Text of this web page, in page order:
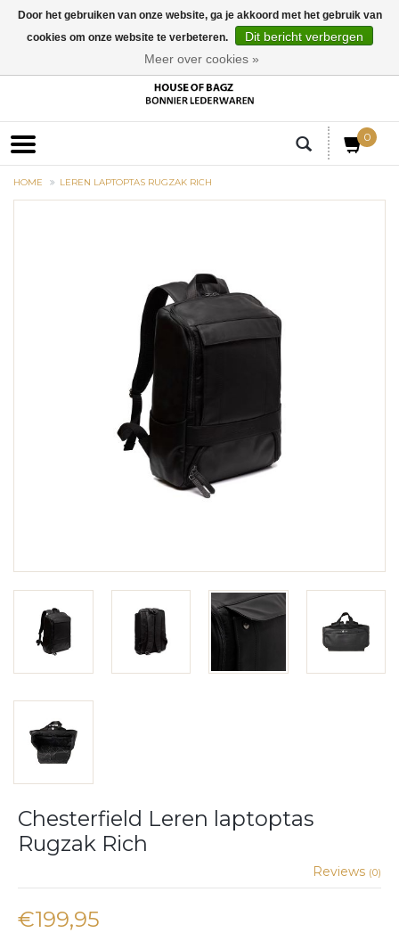
0
HOME LEREN LAPTOPTAS RUGZAK RICH
Chesterfield Leren laptoptas
Rugzak Rich
Reviews (0)
€199,95
Door het gebruiken van onze website, ga je akkoord met het gebruik van
cookies om onze website te verbeteren.
Dit bericht verbergen
Meer over cookies »